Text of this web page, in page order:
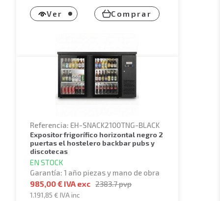
Ver Comprar
Referencia: EH-SNACK2100TNG-BLACK
expositor frigorífico horizontal negro 2
puertas el hostelero backbar pubs y
discotecas
EN STOCK
Garantía: 1 año piezas y mano de obra
985,00 € IVA exc 2383.7pvp
1.191,85 €IVA inc